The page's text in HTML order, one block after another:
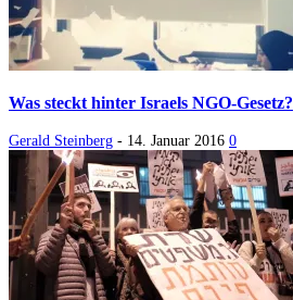
Was steckt hinter Israels NGO-Gesetz?
Gerald Steinberg - 14. Januar 2016 0